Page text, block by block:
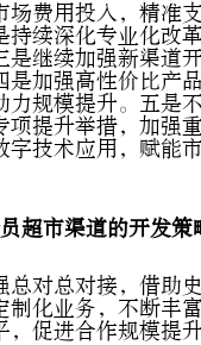
场费用投入，精准
持续深化专业化改
是继续加强新渠道
是加强高性价比产
力规模提升。五是
项提升举措，加强
字技术应用，赋能
超市渠道的开发策
总对总对接，借助
制化业务，不断丰
促进合作规模提升